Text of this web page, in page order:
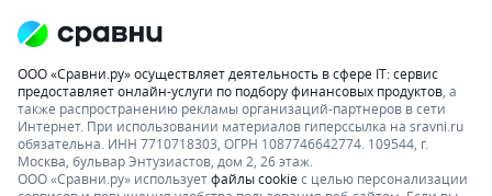
ООО «Сравни.ру» осуществляет деятельность в сфере IT: сервис
предоставляет онлайн-услуги по подбору финансовых продуктов , а
также распространению рекламы организаций-партнеров в сети
Интернет. При использовании материалов гиперссылка на sravni.ru
обязательна. ИНН 7710718303, ОГРН 1087746642774. 109544, г.
Москва, бульвар Энтузиастов, дом 2, 26 этаж.
ООО «Сравни.ру» используетфайлы cookieс целью персонализации